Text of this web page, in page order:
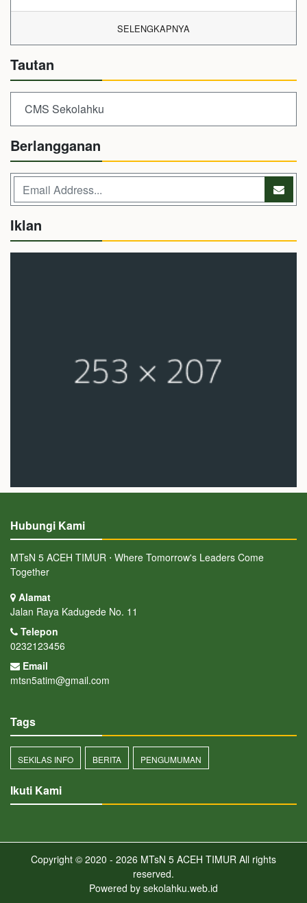
SELENGKAPNYA
Tautan
CMS Sekolahku
Berlangganan
Iklan
Hubungi Kami
MTsN 5 ACEH TIMUR ⋅ Where Tomorrow's Leaders Come
Together
Alamat
Jalan Raya Kadugede No. 11
Telepon
0232123456
Email
mtsn5atim@gmail.com
Tags
SEKILAS INFO BERITA PENGUMUMAN
Ikuti Kami
Copyright © 2020 - 2026 MTsN 5 ACEH TIMUR All rights
reserved.
Powered by sekolahku.web.id